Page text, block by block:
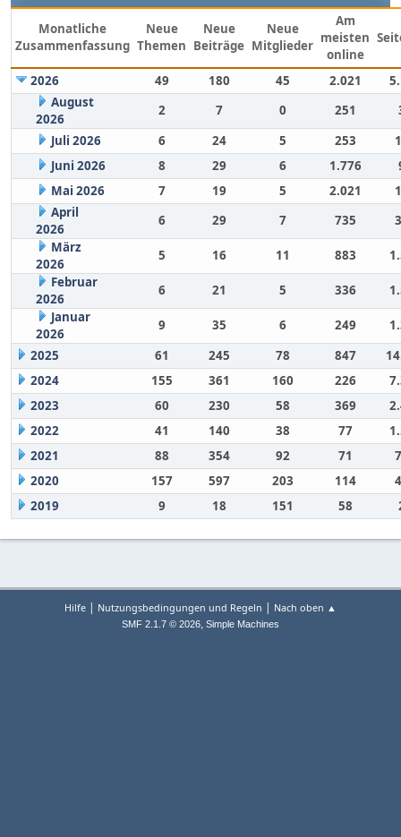
Monatliche
Zusammenfassung
Neue
Themen
Neue
Beiträge
Neue
Mitglieder
Am
meisten
online
2026 49 180 45 2.021
August
2026
2 7 0 251
Juli 2026
6 24 5 253
Juni 2026
8 29 6 1.776
Mai 2026
7 19 5 2.021
April
2026
6 29 7 735
März
2026
5 16 11 883
Februar
2026
6 21 5 336
Januar
2026
9 35 6 249
2025
61 245 78 847
2024
155 361 160 226
2023
60 230 58 369
2022
41 140 38 77
2021
88 354 92 71
2020
157 597 203 114
2019
9 18 151 58
Hilfe | Nutzungsbedingungen und Regeln | Nach oben ▲
SMF 2.1.7 © 2026, Simple Machines